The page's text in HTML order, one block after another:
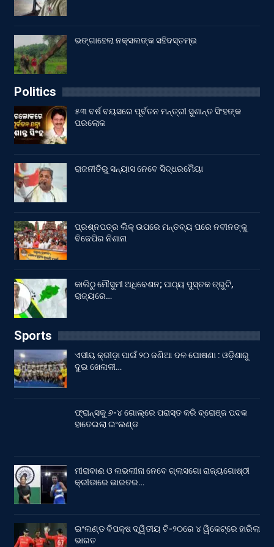
ଭଙ୍ଗାହେଲା ନକ୍ସଲଙ୍କ ସହିଦସ୍ତମ୍ଭ
Politics
୫୩ ବର୍ଷ ବୟସରେ ପୂର୍ବତନ ମନ୍ତ୍ରୀ ସୁଶାନ୍ତ ସିଂହଙ୍କ
ପରଲୋକ
ରାଜନୀତିରୁ ସନ୍ୟାସ ନେବେ ସିଦ୍ଧରମୈୟା
ପ୍ରଶ୍ନପତ୍ର ଲିକ୍ ଉପରେ ମନ୍ତବ୍ୟ ପରେ ନବୀନଙ୍କୁ
ବିଜେପିର ନିଶାନା
କାଲିଠୁ ମୌସୁମୀ ଅଧିବେଶନ; ପାଠ୍ୟ ପୁସ୍ତକ ତ୍ରୁଟି,
ରାଜ୍ୟରେ…
Sports
ଏସୀୟ କ୍ରୀଡ଼ା ପାଇଁ ୨୦ ଜଣିଆ ଦଳ ଘୋଷଣା : ଓଡ଼ିଶାରୁ
ଦୁଇ ଖେଳାଳୀ…
ଫ୍ରାନ୍ସକୁ ୬-୪ ଗୋଲ୍‌ରେ ପରାସ୍ତ କରି ବ୍ରୋଞ୍ଜ ପଦକ
ହାତେଇଲା ଇଂଲଣ୍ଡ
ମୀରାବାଈ ଓ ଲଭଲୀନା ନେବେ ଗ୍ଲାସଗୋ ରାଜ୍ୟଗୋଷ୍ଠୀ
କ୍ରୀଡାରେ ଭାରତର…
ଇଂଲଣ୍ଡ ବିପକ୍ଷ ଦ୍ୱିତୀୟ ଟି-୨୦ରେ ୪ ୱିକେଟ୍‌ରେ ହାରିଲା
ଭାରତ